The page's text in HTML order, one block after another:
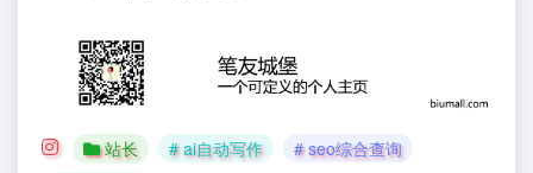
站长 # ai自动写作
# seo综合查询